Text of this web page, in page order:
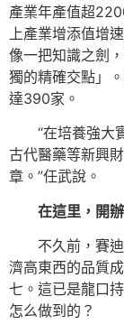
產業年產值超
上產業增添值增
像一把知識之劍
獨的精確交點」
達390家。
“在培養強大
古代醫藥等新興
章。”任武說。
在這里，開
不久前，賽迪
濟高東西的品質
七。這已是龍口
怎么做到的？